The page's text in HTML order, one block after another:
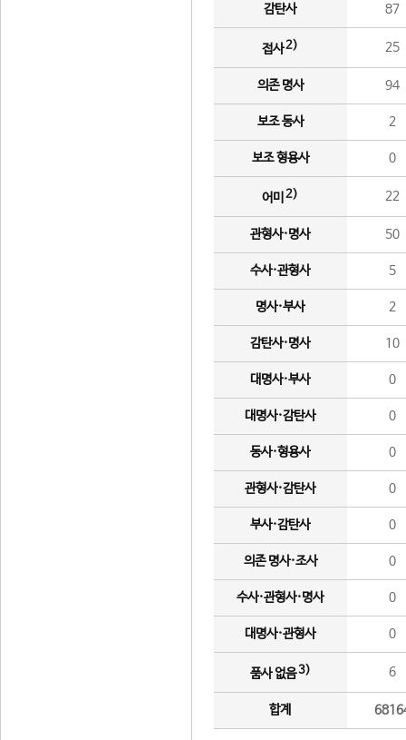
감탄사 87
접사2) 25
의존 명사 94
보조 동사 2
보조 형용사 0
어미 2) 22
관형사·명사 50
수사·관형사 5
명사·부사 2
감탄사·명사 10
대명사·부사 0
대명사·감탄사 0
동사·형용사 0
관형사·감탄사 0
부사·감탄사 0
의존 명사·조사 0
수사·관형사·명사 0
대명사·관형사 0
품사 없음3) 6
합계